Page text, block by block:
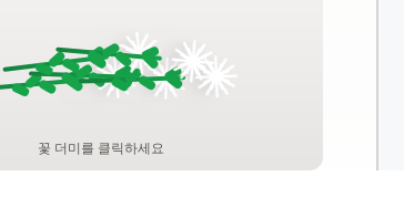
꽃 더미를 클릭하세요